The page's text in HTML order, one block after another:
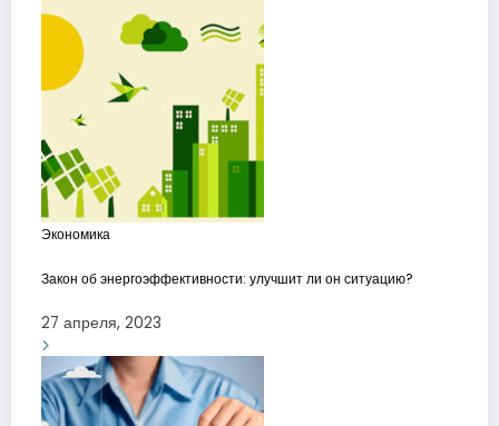
Экономика
Закон об энергоэффективности: улучшит ли он ситуацию?
27 апреля, 2023